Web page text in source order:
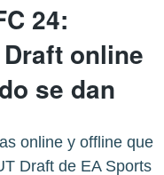
24:
online
se dan
online y offline que
Draft de EA Sports